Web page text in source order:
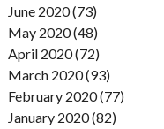
June 2020 (73)
May 2020 (48)
April 2020 (72)
March 2020 (93)
February 2020 (77)
January 2020 (82)